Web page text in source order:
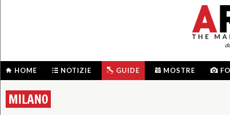
HOME NOTIZIE GUIDE MOSTRE
MILANO